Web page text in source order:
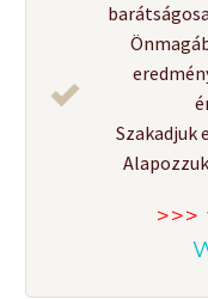
Szakadjuk
>>>